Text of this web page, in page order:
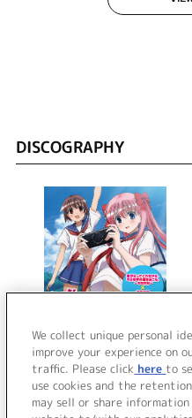
DISCOGRAPHY
We collect unique personal
improve your experience on
traffic. Please click here to
use cookies and the
may sell or share